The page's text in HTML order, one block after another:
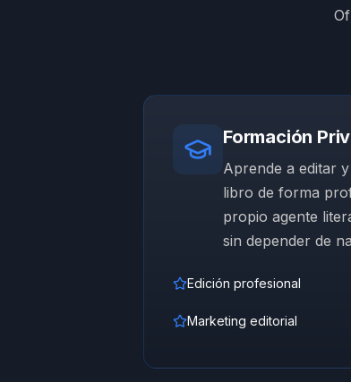
Formación
Aprende a editar
libro de forma
propio agente
sin depender de
Edición profesional
Marketing editorial